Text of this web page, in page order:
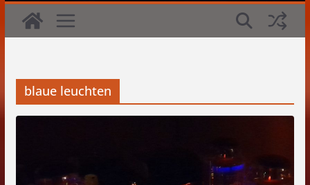
blaue leuchten